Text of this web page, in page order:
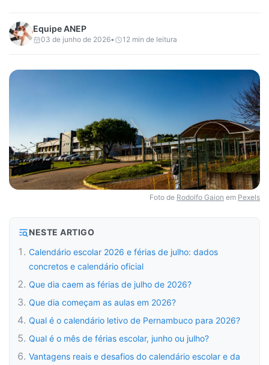
EquipeANEP
03 de junho de 2026• 12 min de leitura
Foto de Rodolfo Gaion em Pexels
NESTE ARTIGO
Calendário escolar 2026 e férias de julho: dados
concretos e calendário oficial
Que dia caem as férias de julho de 2026?
Que dia começam as aulas em 2026?
Qual é o calendário letivo de Pernambuco para 2026?
Qual é o mês de férias escolar, junho ou julho?
Vantagens reais e desafios do calendário escolar e da